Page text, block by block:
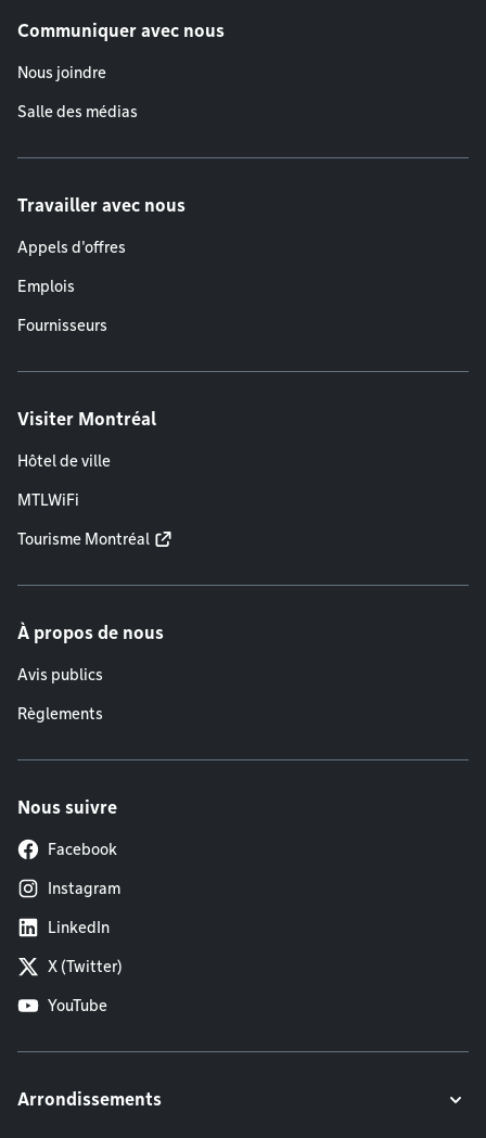
Communiquer avec nous
Nous joindre
Salle des médias
Travailler avec nous
Appels d'offres
Emplois
Fournisseurs
Visiter Montréal
Hôtel de ville
MTLWiFi
Tourisme Montréal
À propos de nous
Avis publics
Règlements
Nous suivre
Facebook
Instagram
LinkedIn
X (Twitter)
YouTube
Arrondissements